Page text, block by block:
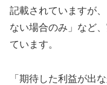
記載されていますが
ない場合のみ」など
ています。
「期待した利益が出